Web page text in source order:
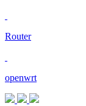
Router
openwrt